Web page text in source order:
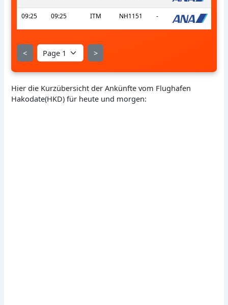
09:25 09:25 ITM NH1151 -
< >
Hier die Kurzübersicht der Ankünfte vom Flughafen
Hakodate(HKD) für heute und morgen: